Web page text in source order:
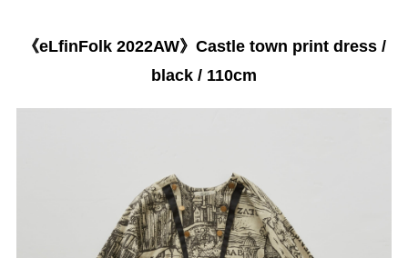
《eLfinFolk 2022AW》Castle town print dress /
black / 110cm